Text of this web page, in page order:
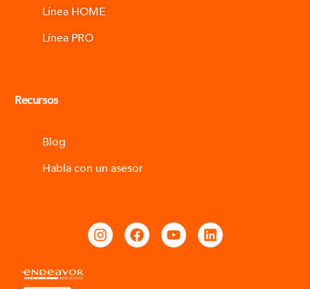
Línea HOME
Línea PRO
Recursos
Blog
Habla con un asesor